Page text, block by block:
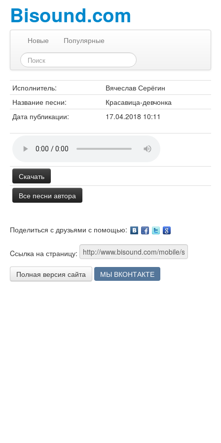
Bisound.com
Новые Популярные
Исполнитель:
Вячеслав Серёгин
Название песни:
Красавица-девчонка
Дата публикации:
17.04.2018 10:11
Скачать
Все песни автора
Поделиться с друзьями с помощью:
Cсылка на страницу:
Полная версия сайта МЫ ВКОНТАКТЕ